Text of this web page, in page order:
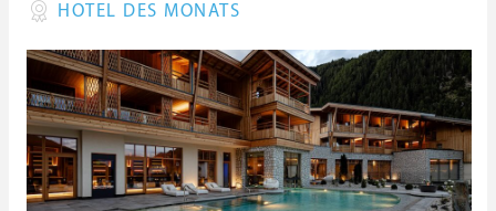
HOTEL DES MONATS